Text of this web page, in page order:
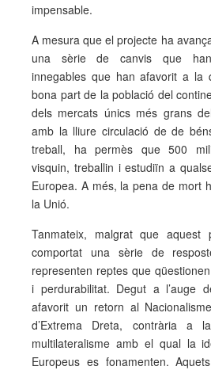
impensable.
A mesura que el projecte ha
una sèrie de canvis que
innegables que han afavorit a la
bona part de la població del
dels mercats únics més grans
amb la lliure circulació de de
treball, ha permès que 500
visquin, treballin i estudiïn a
Europea. A més, la pena de mort
la Unió.
Tanmateix, malgrat que aquest
comportat una sèrie de
representen reptes que
i perdurabilitat. Degut a l’auge
afavorit un retorn al
d’Extrema Dreta, contrària a
multilateralisme amb el qual la
Europeus es fonamenten.